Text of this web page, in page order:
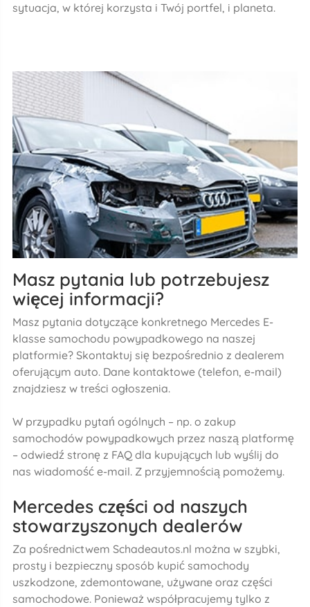
sytuacja, w której korzysta i Twój portfel, i planeta.
Masz pytania lub potrzebujesz
więcej informacji?
Masz pytania dotyczące konkretnego Mercedes E-
klasse samochodu powypadkowego na naszej
platformie? Skontaktuj się bezpośrednio z dealerem
oferującym auto. Dane kontaktowe (telefon, e-mail)
znajdziesz w treści ogłoszenia.
W przypadku pytań ogólnych – np. o zakup
samochodów powypadkowych przez naszą platformę
– odwiedź stronę z FAQ dla kupujących lub wyślij do
nas wiadomość e-mail. Z przyjemnością pomożemy.
Mercedes części od naszych
stowarzyszonych dealerów
Za pośrednictwem Schadeautos.nl można w szybki,
prosty i bezpieczny sposób kupić samochody
uszkodzone, zdemontowane, używane oraz części
samochodowe. Ponieważ współpracujemy tylko z